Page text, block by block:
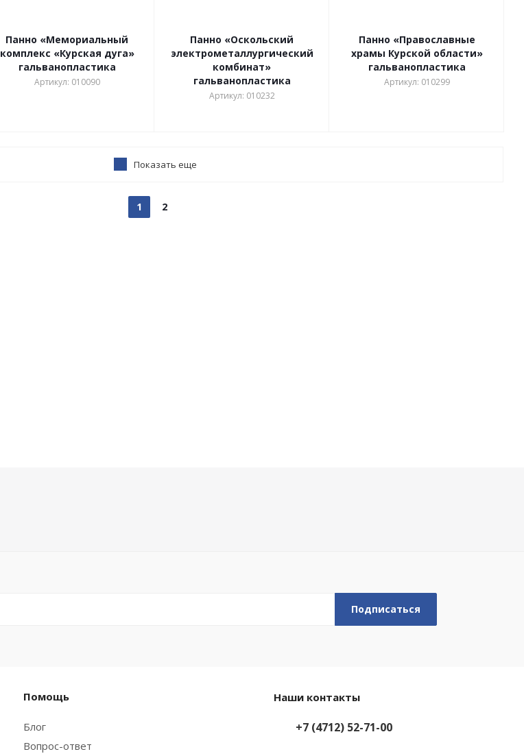
Панно «Мемориальный
комплекс «Курская дуга»
гальванопластика
Артикул: 010090
Панно «Оскольский
электрометаллургический
комбинат»
гальванопластика
Артикул: 010232
Панно «Православные
храмы Курской области»
гальванопластика
Артикул: 010299
Показать еще
1 2
Помощь
Блог
Вопрос-ответ
Наши контакты
+7 (4712) 52-71-00